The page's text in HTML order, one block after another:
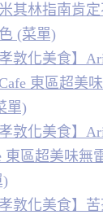
其林指南肯
(菜單)
孝敦化美食】
東區超美
單)
孝敦化美食】
東區超美味無
)
孝敦化美食】